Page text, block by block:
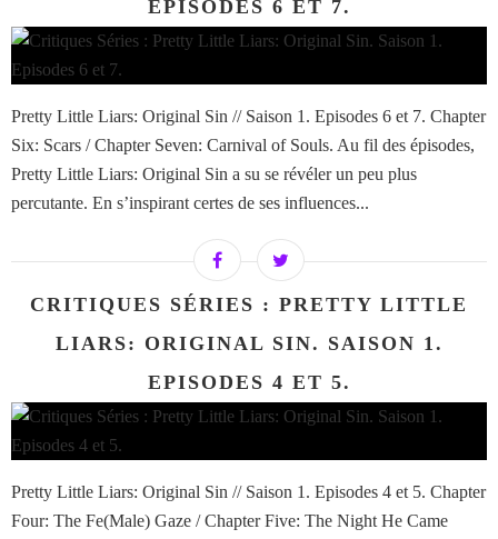
EPISODES 6 ET 7.
Pretty Little Liars: Original Sin // Saison 1. Episodes 6 et 7. Chapter
Six: Scars / Chapter Seven: Carnival of Souls. Au fil des épisodes,
Pretty Little Liars: Original Sin a su se révéler un peu plus
percutante. En s’inspirant certes de ses influences...
CRITIQUES SÉRIES : PRETTY LITTLE
LIARS: ORIGINAL SIN. SAISON 1.
EPISODES 4 ET 5.
Pretty Little Liars: Original Sin // Saison 1. Episodes 4 et 5. Chapter
Four: The Fe(Male) Gaze / Chapter Five: The Night He Came